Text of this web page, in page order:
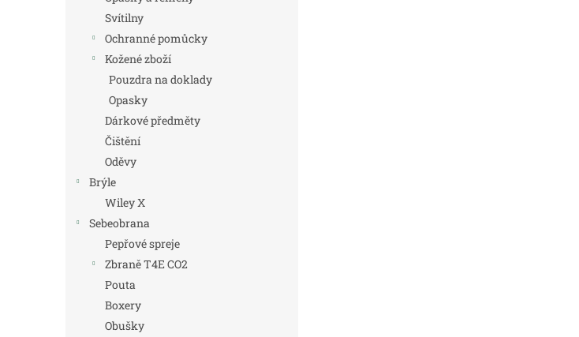
Svítilny
Ochranné pomůcky
Kožené zboží
Pouzdra na doklady
Opasky
Dárkové předměty
Čištění
Oděvy
Brýle
Wiley X
Sebeobrana
Pepřové spreje
Zbraně T4E CO2
Pouta
Boxery
Obušky